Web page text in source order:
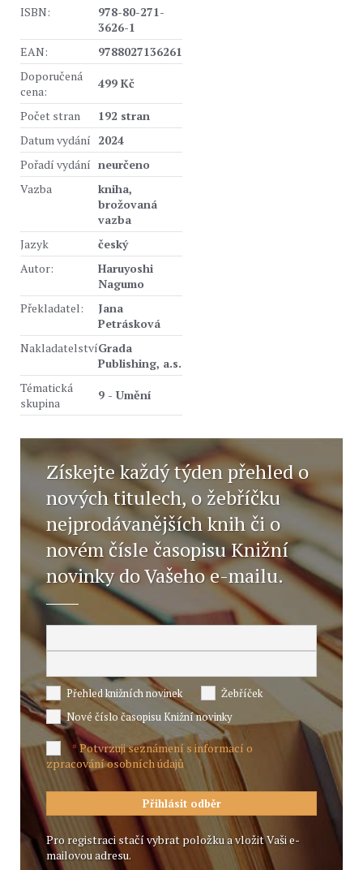
ISBN:
978-80-271-
3626-1
EAN:
9788027136261
Doporučená
cena:
499 Kč
Počet stran
192 stran
Datum vydání 2024
Pořadí vydání neurčeno
Vazba
kniha,
brožovaná
vazba
Jazyk
český
Autor:
Haruyoshi
Nagumo
Překladatel:
Jana
Petrásková
NakladatelstvíGrada
Publishing, a.s.
Tématická
skupina
9 - Umění
Získejte každý týden přehled o
nových titulech, o žebříčku
nejprodávanějších knih či o
novém čísle časopisu Knižní
novinky do Vašeho e-mailu.
Přehled knižních novinek
Žebříček
Nové číslo časopisu Knižní novinky
*Potvrzuji seznámení s informací o
zpracování osobních údajů
Pro registraci stačí vybrat položku a vložit Vaši e-
mailovou adresu.